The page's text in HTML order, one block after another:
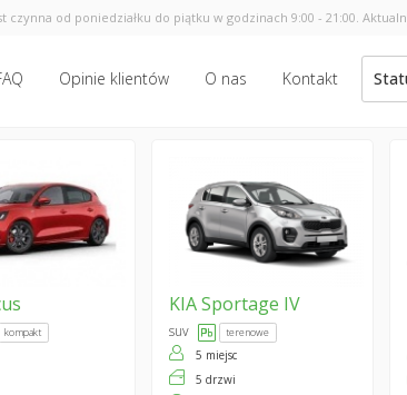
czynna od poniedziałku do piątku w godzinach 9:00 - 21:00.
Opinie klientów O nas Kontakt
kompakt
KIASportage IV
suv terenowe
5 miejsc
5 drzwi